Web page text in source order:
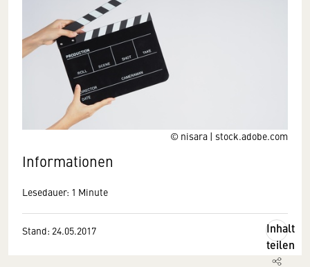
© nisara | stock.adobe.com
Informationen
Lesedauer: 1 Minute
Stand: 24.05.2017
Inhalt
teilen